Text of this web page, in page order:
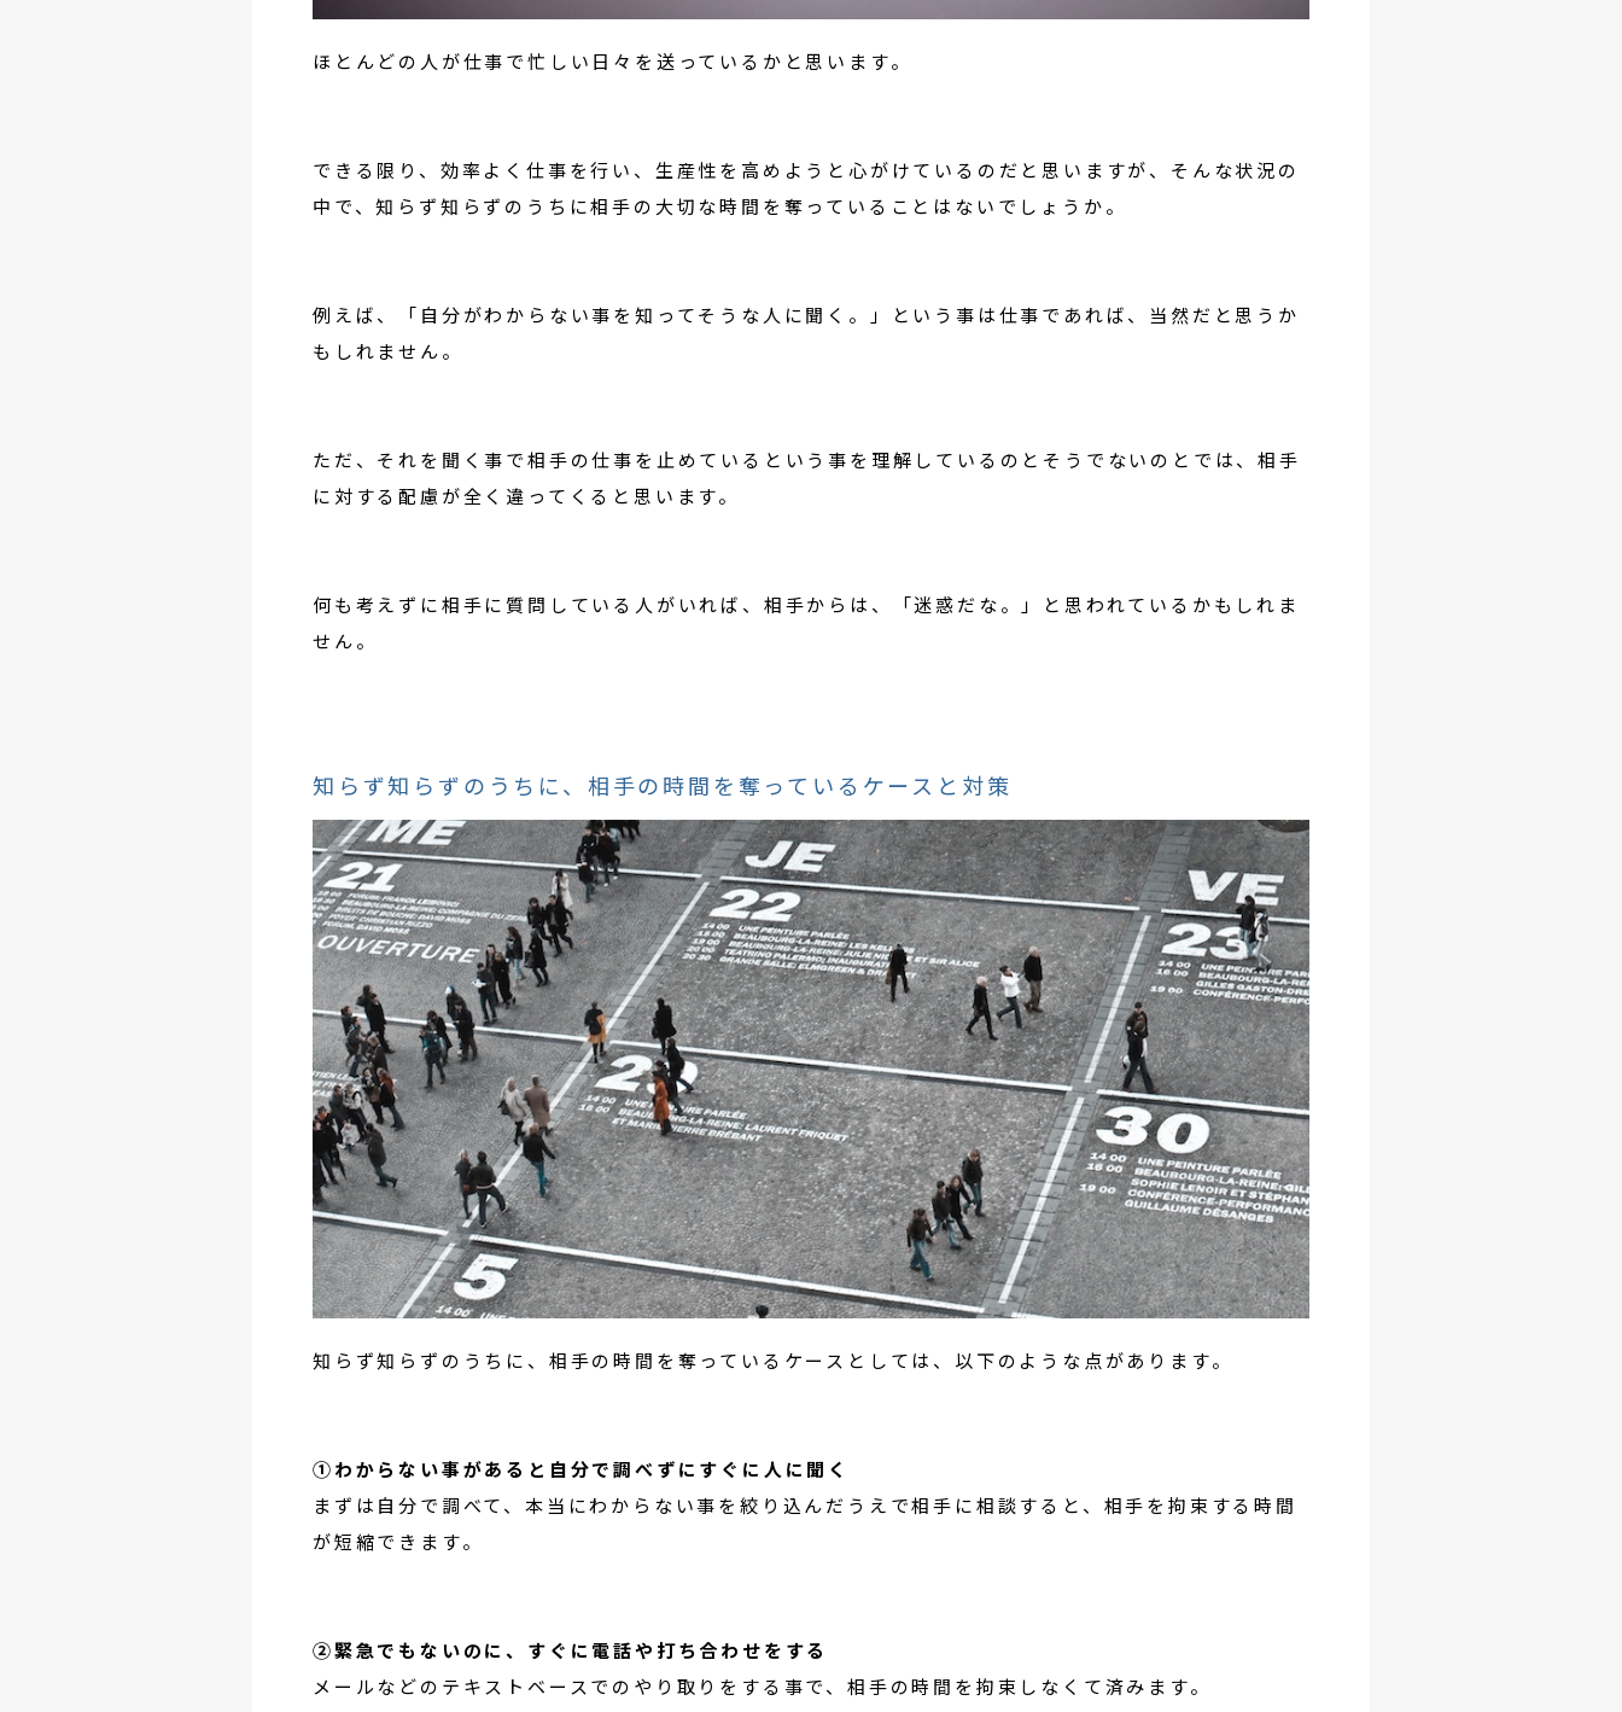
ほとんどの人が仕事で忙しい日々を送っているかと思います。
できる限り、効率よく仕事を行い、生産性を高めようと心がけているのだと思いますが、そんな状況の
中で、知らず知らずのうちに相手の大切な時間を奪っていることはないでしょうか。
例えば、「自分がわからない事を知ってそうな人に聞く。」という事は仕事であれば、当然だと思うか
もしれません。
ただ、それを聞く事で相手の仕事を止めているという事を理解しているのとそうでないのとでは、相手
に対する配慮が全く違ってくると思います。
何も考えずに相手に質問している人がいれば、相手からは、「迷惑だな。」と思われているかもしれま
せん。
知らず知らずのうちに、相手の時間を奪っているケースと対策
知らず知らずのうちに、相手の時間を奪っているケースとしては、以下のような点があります。
①わからない事があると自分で調べずにすぐに人に聞く
まずは自分で調べて、本当にわからない事を絞り込んだうえで相手に相談すると、相手を拘束する時間
が短縮できます。
②緊急でもないのに、すぐに電話や打ち合わせをする
メールなどのテキストベースでのやり取りをする事で、相手の時間を拘束しなくて済みます。